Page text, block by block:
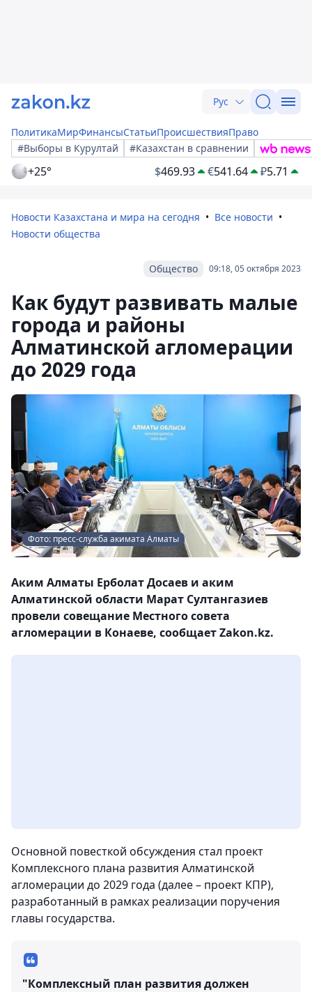
Рус
ПолитикаМирФинансыСтатьиПроисшествияПраво
#Выборы в Курултай
#Казахстан в сравнении
+25° $469.93 €541.64 ₽5.71
Новости Казахстана и мира на сегодня
Все новости
Новости общества
09:18, 05 октября 2023
Общество
Как будут развивать малые
города и районы
Алматинской агломерации
до 2029 года
Фото: пресс-служба акимата Алматы
Аким Алматы Ерболат Досаев и аким
Алматинской области Марат Султангазиев
провели совещание Местного совета
агломерации в Конаеве, сообщает Zakon.kz.
Основной повесткой обсуждения стал проект
Комплексного плана развития Алматинской
агломерации до 2029 года (далее – проект КПР),
разработанный в рамках реализации поручения
главы государства.
"Комплексный план развития должен